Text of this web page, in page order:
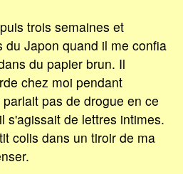
trois semaines et
du Japon quand il me confia
du papier brun. Il
chez moi pendant
pas de drogue en ce
s'agissait de lettres intimes.
colis dans un tiroir de ma